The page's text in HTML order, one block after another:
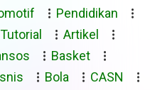
Pendidikan
Tutorial
Artikel
Basket
Bola
CASN